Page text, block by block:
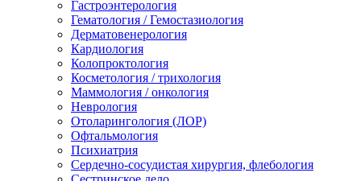
Гастроэнтерология
Гематология / Гемостазиология
Дерматовенерология
Кардиология
Колопроктология
Косметология / трихология
Маммология / онкология
Неврология
Отоларингология (ЛОР)
Офтальмология
Психиатрия
Сердечно-сосудистая хирургия, флебология